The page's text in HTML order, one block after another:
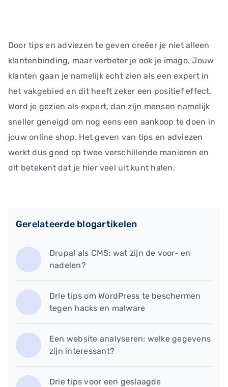
Door tips en adviezen te geven creëer je niet alleen
klantenbinding, maar verbeter je ook je imago. Jouw
klanten gaan je namelijk echt zien als een expert in
het vakgebied en dit heeft zeker een positief effect.
Word je gezien als expert, dan zijn mensen namelijk
sneller geneigd om nog eens een aankoop te doen in
jouw online shop. Het geven van tips en adviezen
werkt dus goed op twee verschillende manieren en
dit betekent dat je hier veel uit kunt halen.
Gerelateerde blogartikelen
Drupal als CMS: wat zijn de voor- en
nadelen?
Drie tips om WordPress te beschermen
tegen hacks en malware
Een website analyseren: welke gegevens
zijn interessant?
Drie tips voor een geslaagde